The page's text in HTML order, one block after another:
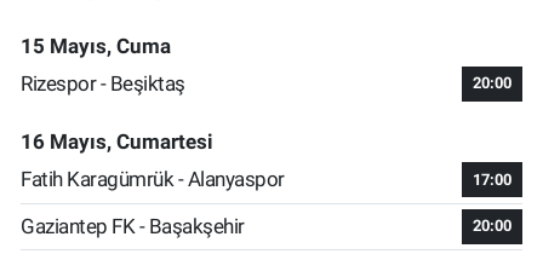
15 Mayıs, Cuma
Rizespor - Beşiktaş
20:00
16 Mayıs, Cumartesi
Fatih Karagümrük - Alanyaspor
17:00
Gaziantep FK - Başakşehir 20:00